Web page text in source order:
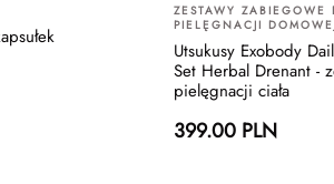
ZESTAWY ZABIEGOWE
PIELĘGNACJI
Utsukusy Exobody
Set Herbal Drenant -
pielęgnacji ciała
399.00 PLN